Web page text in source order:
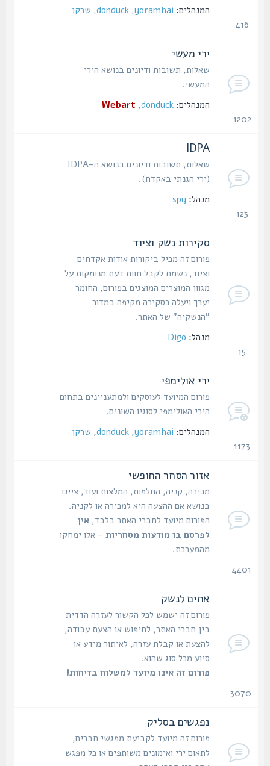
המנהלים: yoramhai
,
donduck
,שרקן
ירי מעשי
שאלות, תשובות ודיונים בנושא הירי
המעשי.
המנהלים: donduck
,
Webart
IDPA
שאלות, תשובות ודיונים בנושא ה-IDPA
(ירי הגנתי באקדח).
מנהל: spy
סקירות נשק וציוד
פורום זה מכיל ביקורות אודות אקדחים
וציוד, נשמח לקבל חוות דעת מנומקות על
מגוון המוצרים המוצגים בפורום, החומר
יערך ויעלה כסקירה מקיפה במדור
"הנשקיה" של האתר.
מנהל: Digo
ירי אולימפי
פורום המיועד לעוסקים ולמתעניינים בתחום
הירי האולימפי לסוגיו השונים.
המנהלים: yoramhai
,
donduck
,שרקן
אזור הסחר החופשי
מכירה, קניה, החלפות, המלצות ועוד, ציינו
בנושא אם ההצעה היא למכירה או לקניה.
הפורום מיועד לחברי האתר בלבד,אין
לפרסם בו מודעות מסחריות- אלו ימחקו
מהמערכת.
אחים לנשק
פורום זה ישמש לכל הקשור לעזרה הדדית
בין חברי האתר, לחיפוש או הצעת עבודה,
להצעת או קבלת עזרה, לאיתור מידע או
סיוע מכל סוג שהוא.
פורום זה אינו מיועד למשלוח בדיחות!
3070
נפגשים בסליק
פורום זה מיועד לקביעת מפגשי חברים,
לתאום ירי ואימונים משותפים או כל מפגש